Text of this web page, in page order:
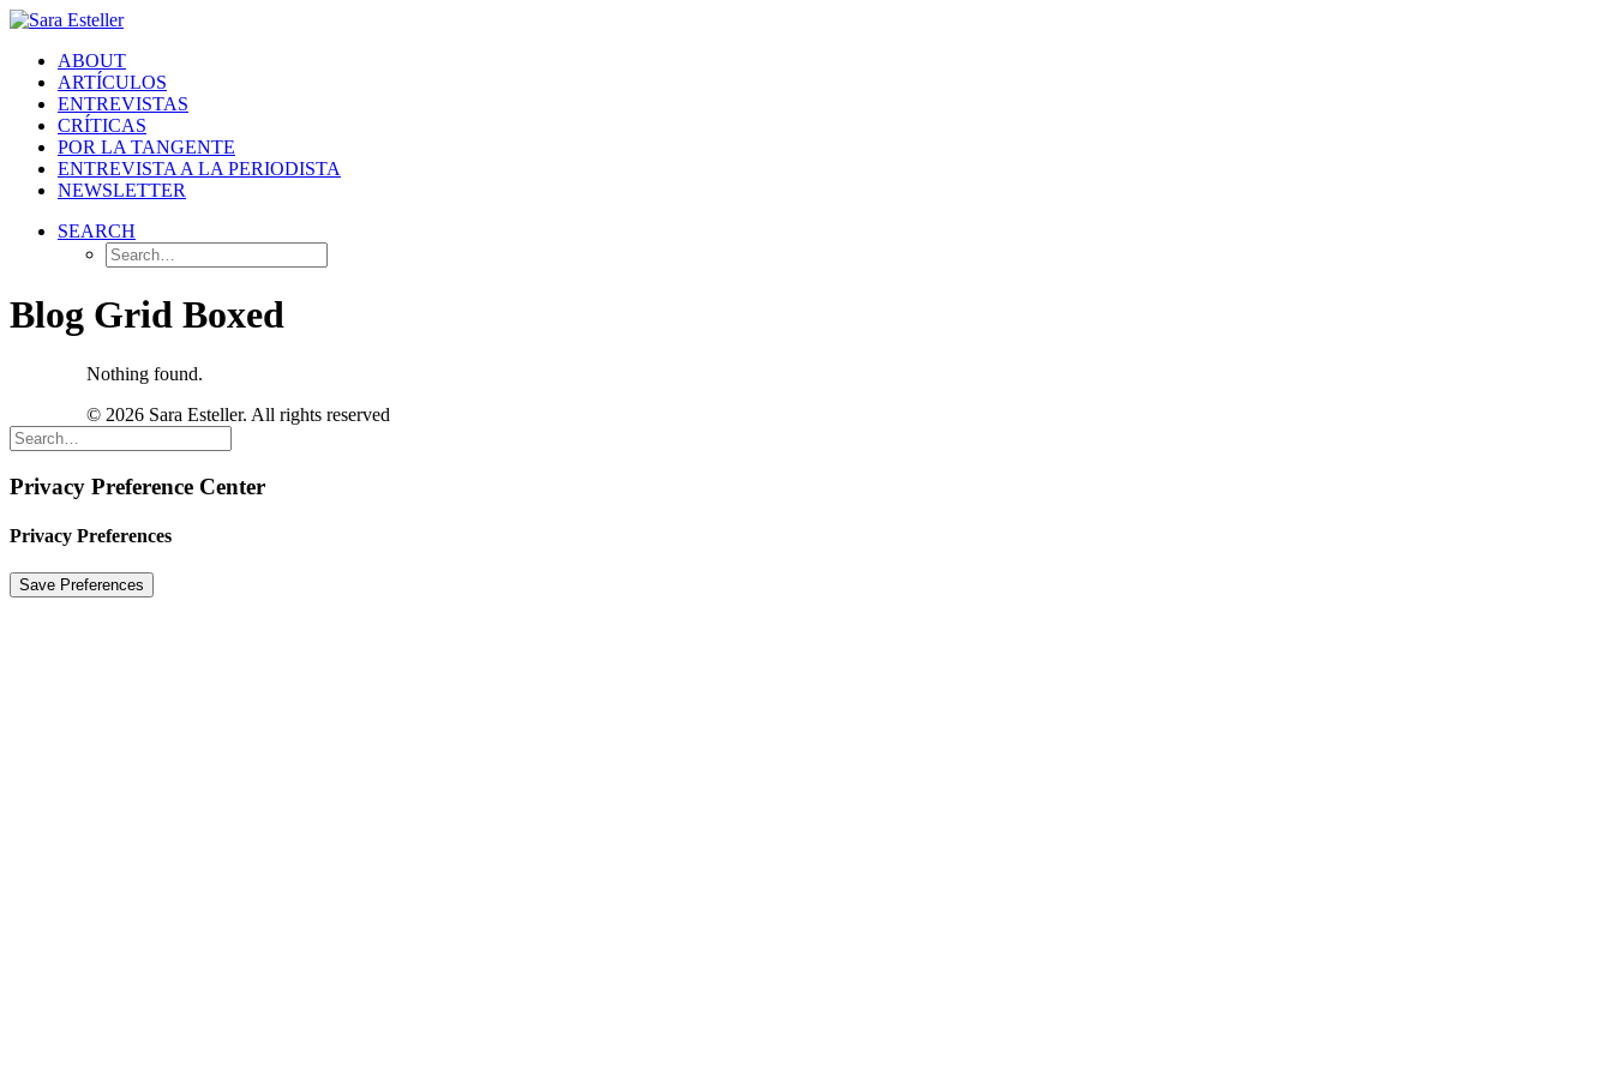
ABOUT
ARTÍCULOS
ENTREVISTAS
CRÍTICAS
POR LA TANGENTE
ENTREVISTA A LA PERIODISTA
NEWSLETTER
SEARCH
Blog Grid Boxed
Nothing found.
© 2026 Sara Esteller. All rights reserved
Privacy Preference Center
Privacy Preferences